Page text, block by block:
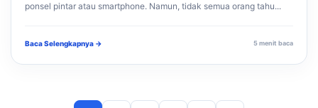
ponsel pintar atau smartphone. Namun, tidak semua orang tahu...
Baca Selengkapnya → 5 menit baca